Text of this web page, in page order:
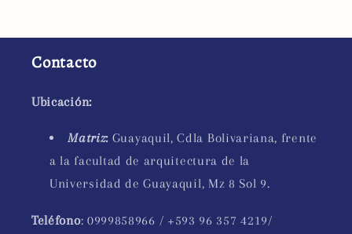
Contacto
Ubicación:
Matriz: Guayaquil, Cdla Bolivariana, frente
a la facultad de arquitectura de la
Universidad de Guayaquil, Mz 8 Sol 9.
Teléfono: 0999858966 / +593 96 357 4219/